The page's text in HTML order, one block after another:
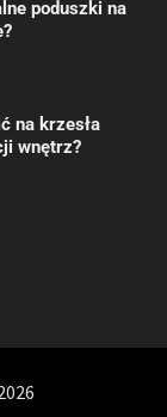
poduszki na
na krzesła
wnętrz?